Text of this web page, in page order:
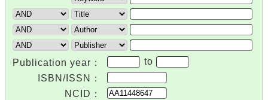
Publication year：
to
ISBN/ISSN：
NCID：